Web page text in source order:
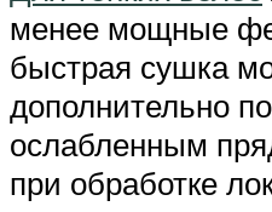
менее мощные
быстрая сушка
дополнительно
ослабленным
при обработке